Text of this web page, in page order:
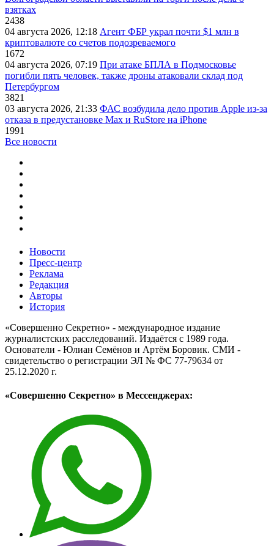
взятках
2438
04 августа 2026, 12:18 Агент ФБР украл почти $1 млн в
криптовалюте со счетов подозреваемого
1672
04 августа 2026, 07:19 При атаке БПЛА в Подмосковье
погибли пять человек, также дроны атаковали склад под
Петербургом
3821
03 августа 2026, 21:33 ФАС возбудила дело против Apple из-за
отказа в предустановке Max и RuStore на iPhone
1991
Все новости
Новости
Пресс-центр
Реклама
Редакция
Авторы
История
«Совершенно Секретно» - международное издание
журналистских расследований. Издаётся с 1989 года.
Основатели - Юлиан Семёнов и Артём Боровик. CМИ -
свидетельство о регистрации ЭЛ № ФС 77-79634 от
25.12.2020 г.
«Совершенно Секретно» в Мессенджерах: